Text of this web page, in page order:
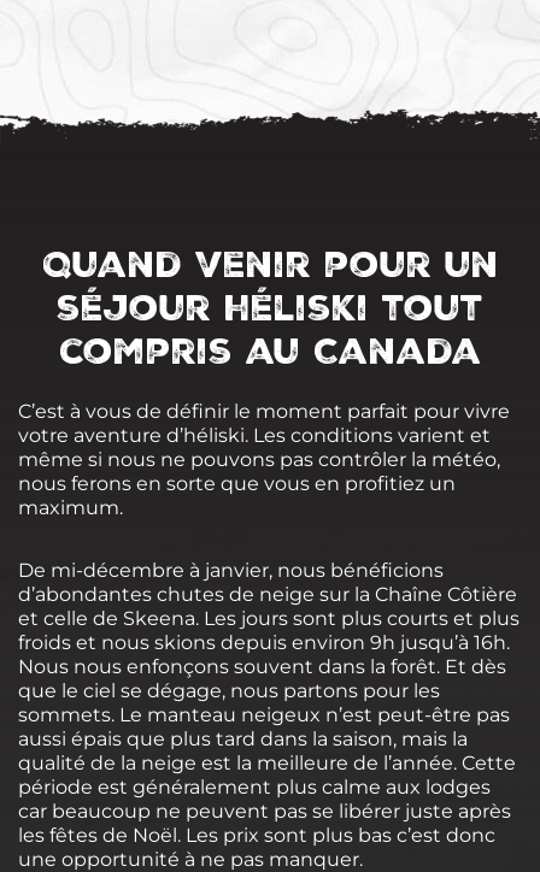
Quand venir pour un
séjour héliski tout
compris au Canada
C’est à vous de définir le moment parfait pour vivre
votre aventure d’héliski. Les conditions varient et
même si nous ne pouvons pas contrôler la météo,
nous ferons en sorte que vous en profitiez un
maximum.
De mi-décembre à janvier, nous bénéficions
d’abondantes chutes de neige sur la Chaîne Côtière
et celle de Skeena. Les jours sont plus courts et plus
froids et nous skions depuis environ 9h jusqu’à 16h.
Nous nous enfonçons souvent dans la forêt. Et dès
que le ciel se dégage, nous partons pour les
sommets. Le manteau neigeux n’est peut-être pas
aussi épais que plus tard dans la saison, mais la
qualité de la neige est la meilleure de l’année. Cette
période est généralement plus calme aux lodges
car beaucoup ne peuvent pas se libérer juste après
les fêtes de Noël. Les prix sont plus bas c’est donc
une opportunité à ne pas manquer.